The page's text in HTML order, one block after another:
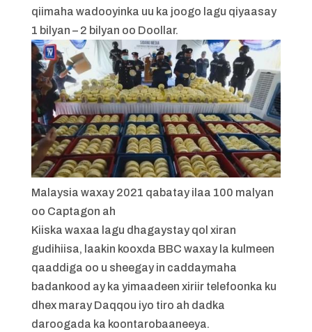
qiimaha wadooyinka uu ka joogo lagu qiyaasay
1 bilyan – 2 bilyan oo Doollar.
Malaysia waxay 2021 qabatay ilaa 100 malyan
oo Captagon ah
Kiiska waxaa lagu dhagaystay qol xiran
gudihiisa, laakin kooxda BBC waxay la kulmeen
qaaddiga oo u sheegay in caddaymaha
badankood ay ka yimaadeen xiriir telefoonka ku
dhex maray Daqqou iyo tiro ah dadka
daroogada ka koontarobaaneeya.